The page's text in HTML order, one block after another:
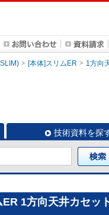
[本体]スリムER 1方向
技術資料を探
1方向天井カセッ